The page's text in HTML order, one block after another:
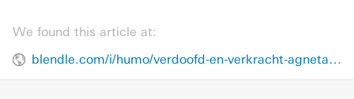
We found this article at:
blendle.com/i/humo/verdoofd-en-verkracht-agneta-dumarteau-en-haar-zus-blikken-terug-op-het-misbruik-door-hun-stiefvader/bnl-humo-20180828-51baa80f672